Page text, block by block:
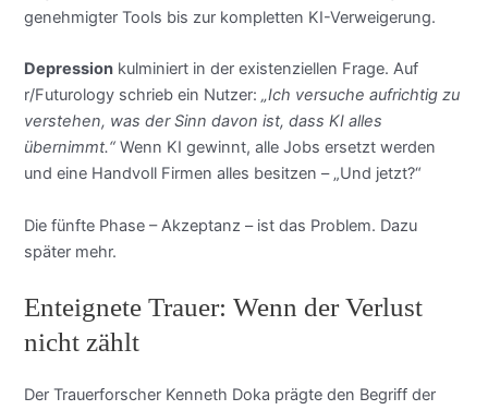
genehmigter Tools bis zur kompletten KI-Verweigerung.
Depression kulminiert in der existenziellen Frage. Auf
r/Futurology schrieb ein Nutzer:„Ich versuche aufrichtig zu
verstehen, was der Sinn davon ist, dass KI alles
übernimmt.“ Wenn KI gewinnt, alle Jobs ersetzt werden
und eine Handvoll Firmen alles besitzen – „Und jetzt?“
Die fünfte Phase – Akzeptanz – ist das Problem. Dazu
später mehr.
Enteignete Trauer: Wenn der Verlust
nicht zählt
Der Trauerforscher Kenneth Doka prägte den Begriff der